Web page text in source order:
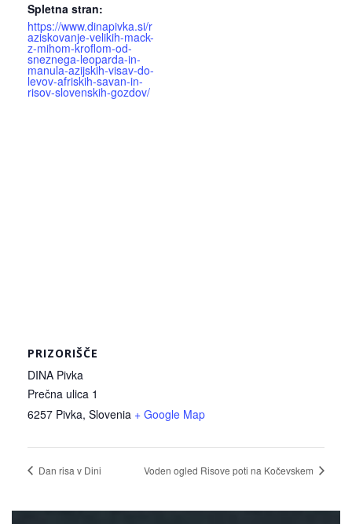
Spletna stran:
https://www.dinapivka.si/r
aziskovanje-velikih-mack-
z-mihom-kroflom-od-
sneznega-leoparda-in-
manula-azijskih-visav-do-
levov-afriskih-savan-in-
risov-slovenskih-gozdov/
PRIZORIŠČE
DINA Pivka
Prečna ulica 1
6257 Pivka, Slovenia + Google Map
Dan risa v Dini Voden ogled Risove poti na Kočevskem